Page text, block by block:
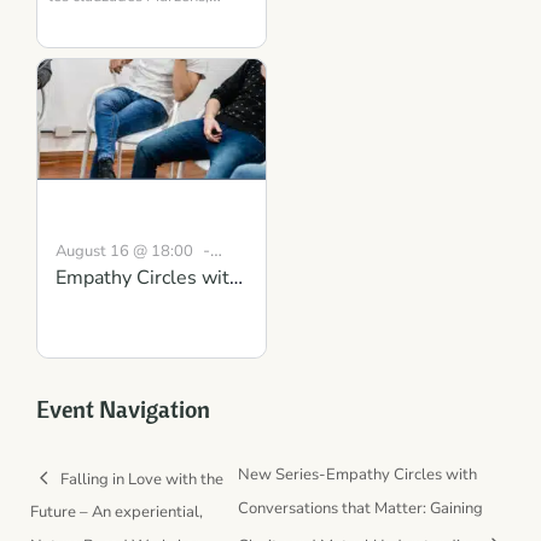
Scotland
August 16 @ 18:00 -
19:30 BST
Empathy Circles with
Clarity and Mutual
Event Navigation
Falling in Love with the
Future – An experiential,
New Series-Empathy Circles with
Conversations that Matter: Gaining